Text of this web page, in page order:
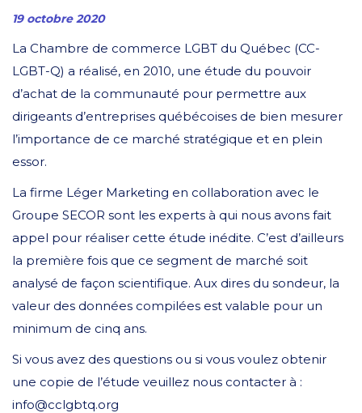
19 octobre 2020
La Chambre de commerce LGBT du Québec (CC-
LGBT-Q) a réalisé, en 2010, une étude du pouvoir
d’achat de la communauté pour permettre aux
dirigeants d’entreprises québécoises de bien mesurer
l’importance de ce marché stratégique et en plein
essor.
La firme Léger Marketing en collaboration avec le
Groupe SECOR sont les experts à qui nous avons fait
appel pour réaliser cette étude inédite. C’est d’ailleurs
la première fois que ce segment de marché soit
analysé de façon scientifique. Aux dires du sondeur, la
valeur des données compilées est valable pour un
minimum de cinq ans.
Si vous avez des questions ou si vous voulez obtenir
une copie de l’étude veuillez nous contacter à :
info@cclgbtq.org